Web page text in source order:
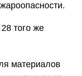
того же
материалов